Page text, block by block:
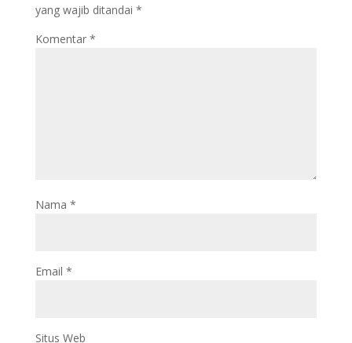
yang wajib ditandai *
Komentar *
Nama *
Email *
Situs Web